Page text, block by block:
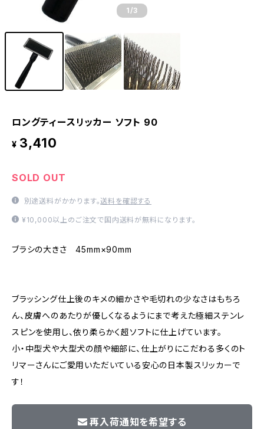
1 /3
ロングティースリッカー ソフト 90
¥ 3,410
SOLD OUT
別途送料がかかります。送料を確認する
¥10,000以上のご注文で国内送料が無料になります。
ブラシの大きさ 45mm×90mm
ブラッシング仕上後のキメの細かさや毛切れの少なさはもちろ
ん、皮膚へのあたりが優しくなるようにまで考えた極細ステンレ
スピンを使用し、依り柔らかく超ソフトに仕上げています。
小・中型犬や大型犬の顔や細部に、仕上がりにこだわる多くのト
リマーさんにご愛用いただいている安心の日本製スリッカーで
す！
再入荷通知を希望する